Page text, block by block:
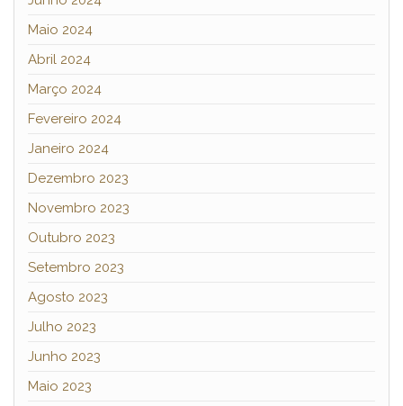
Maio 2024
Abril 2024
Março 2024
Fevereiro 2024
Janeiro 2024
Dezembro 2023
Novembro 2023
Outubro 2023
Setembro 2023
Agosto 2023
Julho 2023
Junho 2023
Maio 2023